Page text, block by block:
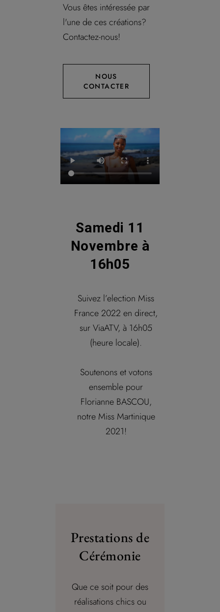
Vous êtes intéressée par
l'une de ces créations?
Contactez-nous!
NOUS
CONTACTER
Samedi 11
Novembre à
16h05
Suivez l’election Miss
France 2022 en direct,
sur ViaATV, à 16h05
(heure locale).
Soutenons et votons
ensemble pour
Florianne BASCOU,
notre Miss Martinique
2021!
Prestations de
Cérémonie
Que ce soit pour des
réalisations chics ou